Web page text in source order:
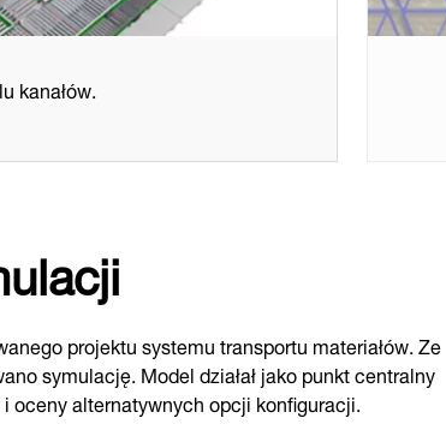
kanałów.
projektu systemu transportu materiałów. Ze
symulację. Model działał jako punkt centralny
oceny alternatywnych opcji konfiguracji.